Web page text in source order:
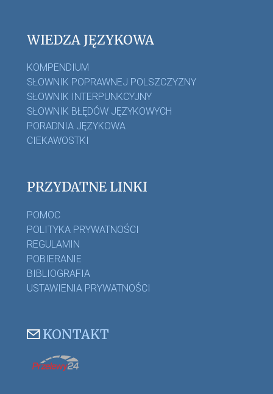
WIEDZA JĘZYKOWA
KOMPENDIUM
SŁOWNIK POPRAWNEJ POLSZCZYZNY
SŁOWNIK INTERPUNKCYJNY
SŁOWNIK BŁĘDÓW JĘZYKOWYCH
PORADNIA JĘZYKOWA
CIEKAWOSTKI
PRZYDATNE LINKI
POMOC
POLITYKA PRYWATNOŚCI
REGULAMIN
POBIERANIE
BIBLIOGRAFIA
USTAWIENIA PRYWATNOŚCI
KONTAKT